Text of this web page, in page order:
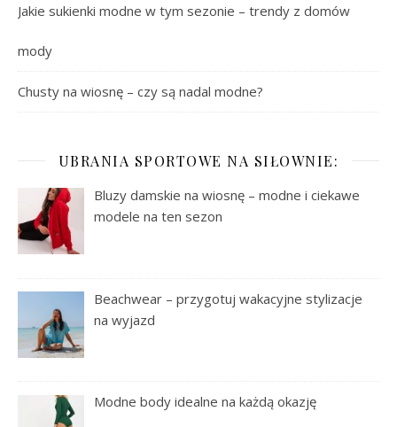
Jakie sukienki modne w tym sezonie – trendy z domów
mody
Chusty na wiosnę – czy są nadal modne?
UBRANIA SPORTOWE NA SIŁOWNIE:
Bluzy damskie na wiosnę – modne i ciekawe
modele na ten sezon
Beachwear – przygotuj wakacyjne stylizacje
na wyjazd
Modne body idealne na każdą okazję